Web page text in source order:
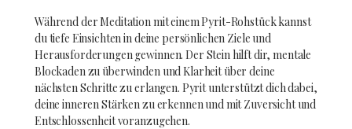
Während der Meditation mit einem Pyrit-Rohstück kannst
du tiefe Einsichten in deine persönlichen Ziele und
Herausforderungen gewinnen. Der Stein hilft dir, mentale
Blockaden zu überwinden und Klarheit über deine
nächsten Schritte zu erlangen. Pyrit unterstützt dich dabei,
deine inneren Stärken zu erkennen und mit Zuversicht und
Entschlossenheit voranzugehen.